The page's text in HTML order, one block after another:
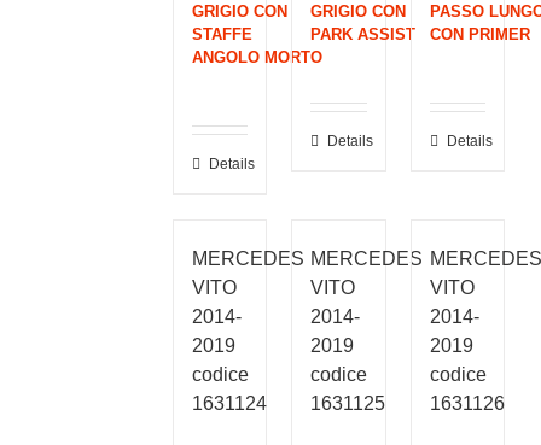
GRIGIO CON
STAFFE
ANGOLO MORTO
Details
GRIGIO CON
PARK ASSIST
Details
PASSO
CON PRIMER
Details
MERCEDES
VITO
2014-
2019
codice
1631124
MERCEDES
VITO
2014-
2019
codice
1631125
MERCEDES
VITO
2014-
2019
codice
1631126